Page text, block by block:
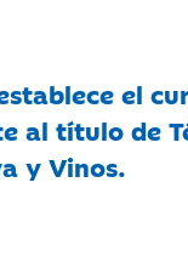
el
al título de
y Vinos.